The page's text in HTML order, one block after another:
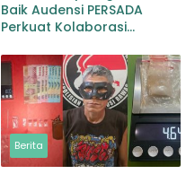
Baik Audensi PERSADA
Perkuat Kolaborasi
dan Pebgaruutamaan
Inklusi
Berita